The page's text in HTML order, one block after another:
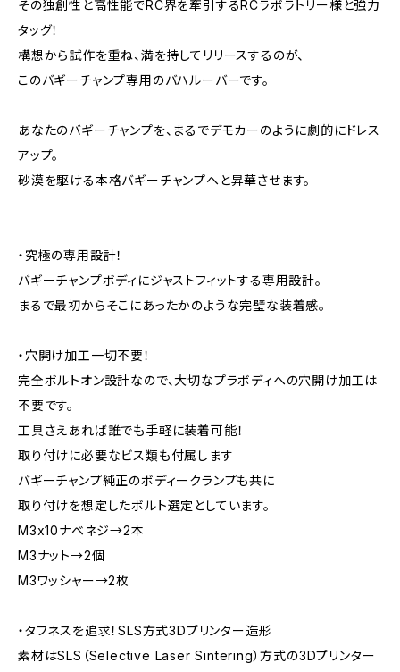
その独創性と高性能でRC界を牽引するRCラボラトリー様と強力
タッグ！
構想から試作を重ね、満を持してリリースするのが、
このバギーチャンプ専用のバハルーバーです。
あなたのバギーチャンプを、まるでデモカーのように劇的にドレス
アップ。
砂漠を駆ける本格バギーチャンプへと昇華させます。
・究極の専用設計！
バギーチャンプボディにジャストフィットする専用設計。
まるで最初からそこにあったかのような完璧な装着感。
・穴開け加工一切不要！
完全ボルトオン設計なので、大切なプラボディへの穴開け加工は
不要です。
工具さえあれば誰でも手軽に装着可能！
取り付けに必要なビス類も付属します
バギーチャンプ純正のボディークランプも共に
取り付けを想定したボルト選定としています。
M3x10ナベネジ→2本
M3ナット→2個
M3ワッシャー→2枚
・タフネスを追求！SLS方式3Dプリンター造形
素材はSLS（Selective Laser Sintering）方式の3Dプリンター